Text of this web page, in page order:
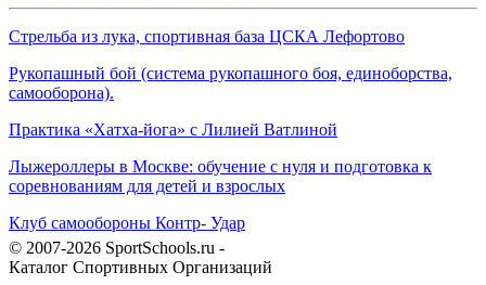
Стрельба из лука, спортивная база ЦСКА Лефортово
Рукопашный бой (система рукопашного боя, единоборства,
самооборона).
Практика «Хатха-йога» с Лилией Ватлиной
Лыжероллеры в Москве: обучение с нуля и подготовка к
соревнованиям для детей и взрослых
Клуб самообороны Контр- Удар
© 2007-2026 SportSchools.ru -
Каталог Спортивных Организаций